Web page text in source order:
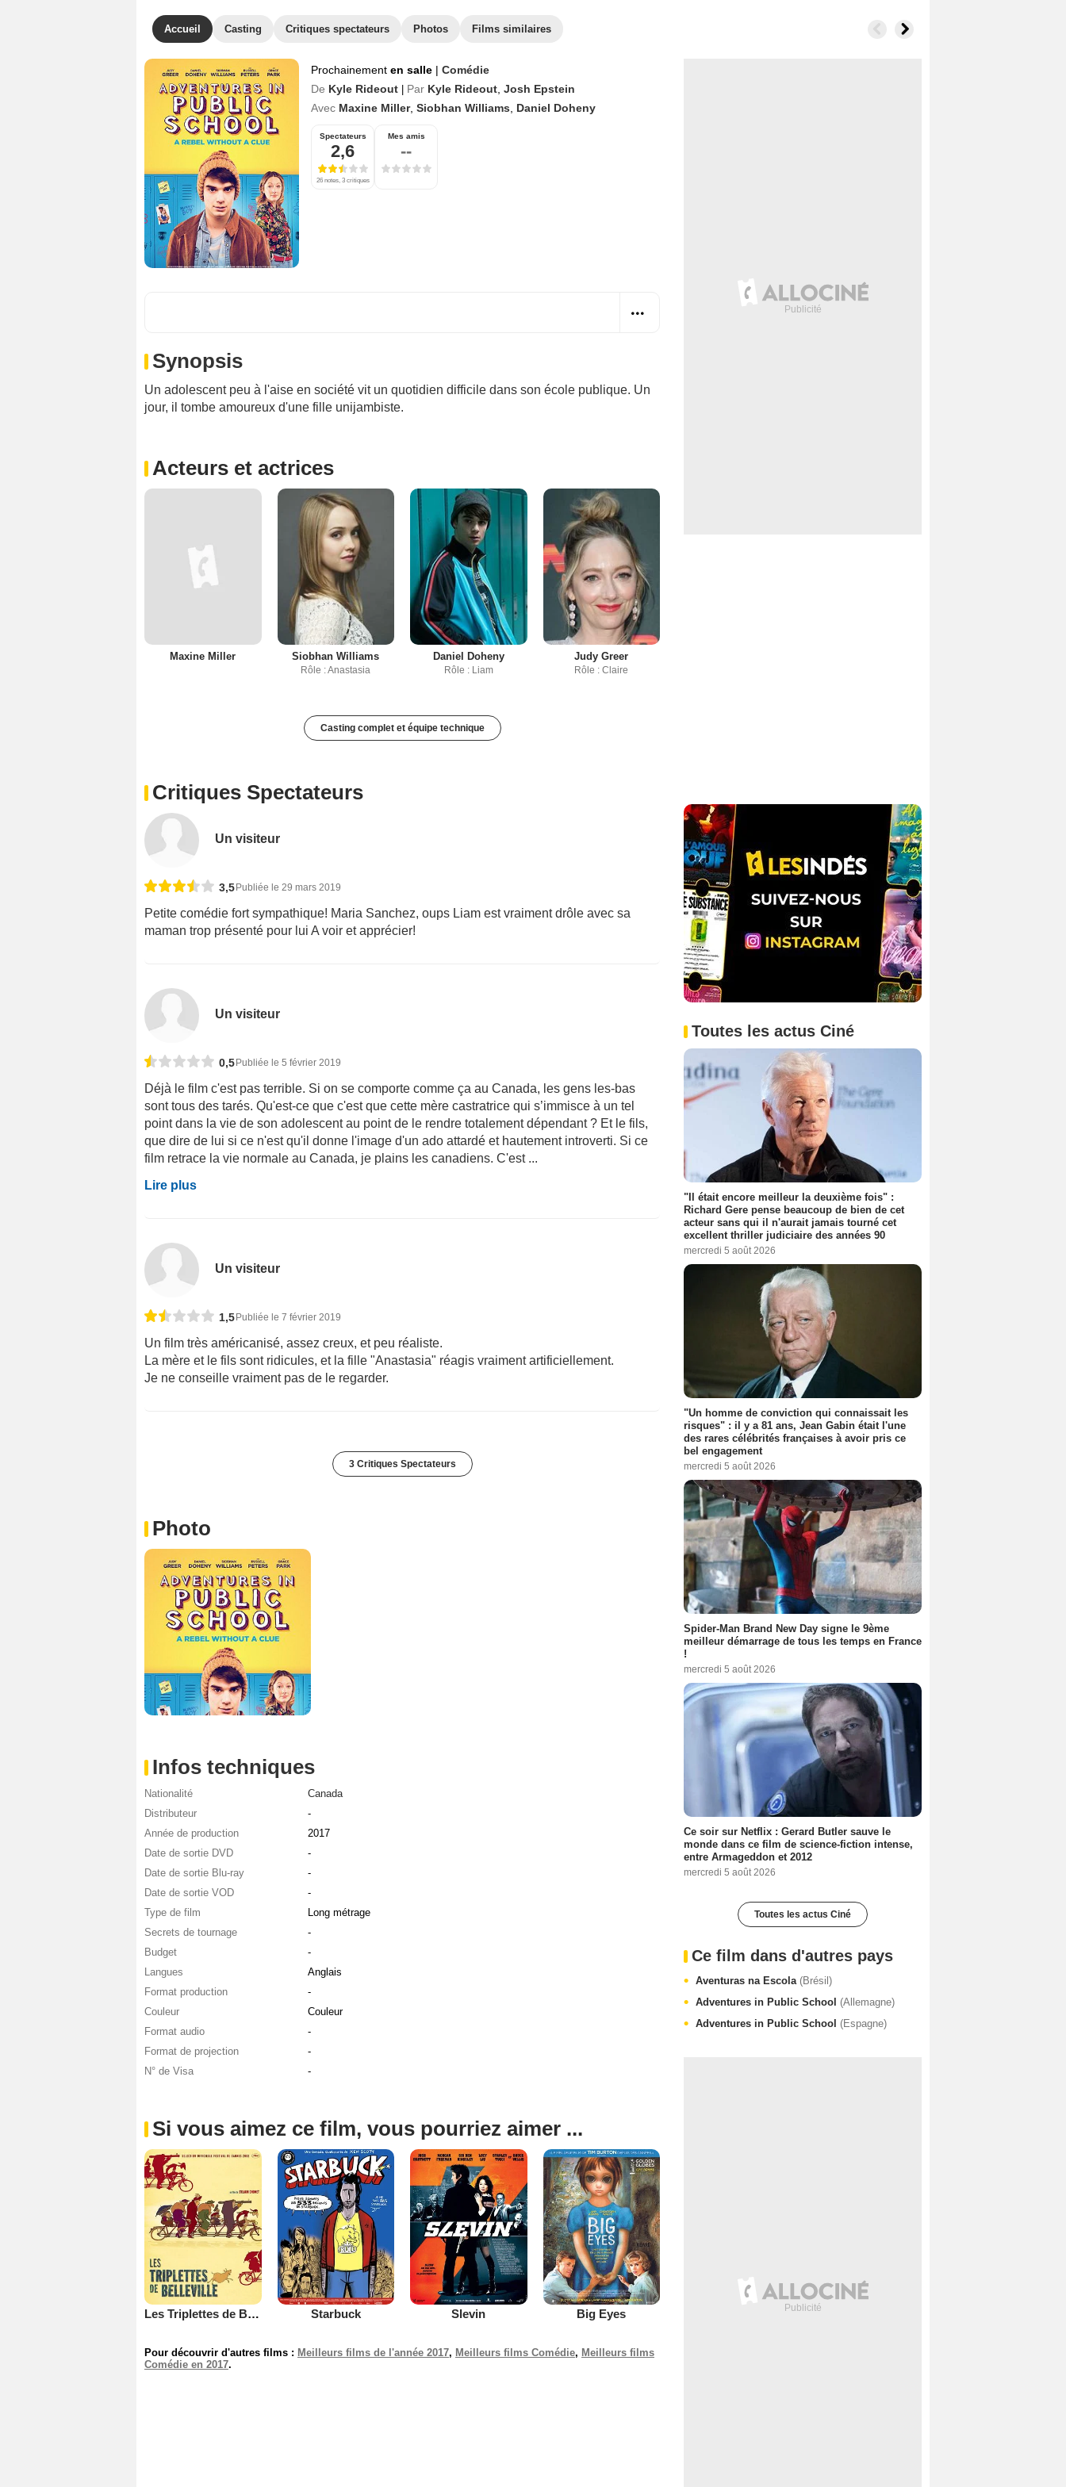
Accueil Casting Critiques spectateurs Photos Films similaires
Prochainement en salle | Comédie
De Kyle Rideout Par Kyle Rideout Josh Epstein
Avec Maxine Miller, Siobhan Williams Daniel Doheny
Spectateurs
2,6
26 notes, 3 critiques
Mes amis
--
Synopsis
Un adolescent peu à l'aise en société vit un quotidien difficile dans son école publique. Un
jour, il tombe amoureux d'une fille unijambiste.
Acteurs et actrices
Maxine Miller Siobhan Williams
Rôle : Anastasia
Daniel Doheny
Rôle : Liam
Judy Greer
Rôle : Claire
Casting complet et équipe technique
Critiques Spectateurs
Un visiteur
3,5Publiée le 29 mars 2019
Petite comédie fort sympathique! Maria Sanchez, oups Liam est vraiment drôle avec sa
maman trop présenté pour lui A voir et apprécier!
Un visiteur
0,5 Publiée le 5 février 2019
Déjà le film c'est pas terrible. Si on se comporte comme ça au Canada, les gens les-bas
sont tous des tarés. Qu'est-ce que c'est que cette mère castratrice qui s’immisce à un tel
point dans la vie de son adolescent au point de le rendre totalement dépendant ? Et le fils,
que dire de lui si ce n'est qu'il donne l'image d'un ado attardé et hautement introverti. Si ce
film retrace la vie normale au Canada, je plains les canadiens. C'est ...
Lire plus
Un visiteur
1,5 Publiée le 7 février 2019
Un film très américanisé, assez creux, et peu réaliste.
La mère et le fils sont ridicules, et la fille "Anastasia" réagis vraiment artificiellement.
Je ne conseille vraiment pas de le regarder.
3 Critiques Spectateurs
Photo
Infos techniques
Nationalité
Canada
Distributeur
-
Année de production
2017
Date de sortie DVD
-
Date de sortie Blu-ray
-
Date de sortie VOD
-
Type de film
Long métrage
Secrets de tournage
-
Budget
-
Langues
Anglais
Format production
-
Couleur
Couleur
Format audio
-
Format de projection
-
N° de Visa
-
Si vous aimez ce film, vous pourriez aimer ...
Les Triplettes de Belleville Starbuck Slevin Big Eyes
Pour découvrir d'autres films : Meilleurs films de l'année 2017, Meilleurs films Comédie, Meilleurs films
Comédie en 2017.
Toutes les actus Ciné
"Il était encore meilleur la deuxième fois" :
Richard Gere pense beaucoup de bien de cet
acteur sans qui il n'aurait jamais tourné cet
excellent thriller judiciaire des années 90
mercredi 5 août 2026
"Un homme de conviction qui connaissait les
risques" : il y a 81 ans, Jean Gabin était l'une
des rares célébrités françaises à avoir pris ce
bel engagement
mercredi 5 août 2026
Spider-Man Brand New Day signe le 9ème
meilleur démarrage de tous les temps en France
!
mercredi 5 août 2026
Ce soir sur Netflix : Gerard Butler sauve le
monde dans ce film de science-fiction intense,
entre Armageddon et 2012
mercredi 5 août 2026
Toutes les actus Ciné
Ce film dans d'autres pays
Aventuras na Escola (Brésil)
Adventures in Public School (Allemagne)
Adventures in Public School (Espagne)